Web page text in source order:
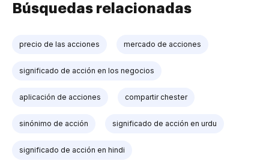
Búsquedas relacionadas
precio de las acciones mercado de acciones
significado de acción en los negocios
aplicación de acciones compartir chester
sinónimo de acción significado de acción en urdu
significado de acción en hindi